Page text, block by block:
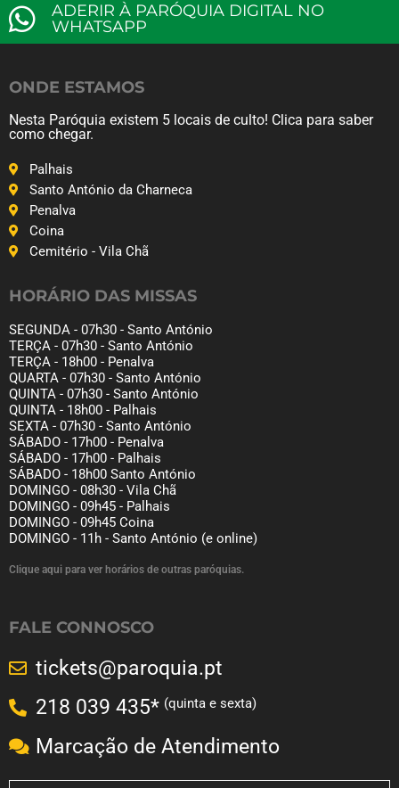
ADERIR À PARÓQUIA DIGITAL NO
WHATSAPP
ONDE ESTAMOS
Nesta Paróquia existem 5 locais de culto! Clica para saber
como chegar.
Palhais
Santo António da Charneca
Penalva
Coina
Cemitério - Vila Chã
HORÁRIO DAS MISSAS
SEGUNDA - 07h30 - Santo António
TERÇA - 07h30 - Santo António
TERÇA - 18h00 - Penalva
QUARTA - 07h30 - Santo António
QUINTA - 07h30 - Santo António
QUINTA - 18h00 - Palhais
SEXTA - 07h30 - Santo António
SÁBADO - 17h00 - Penalva
SÁBADO - 17h00 - Palhais
SÁBADO - 18h00 Santo António
DOMINGO - 08h30 - Vila Chã
DOMINGO - 09h45 - Palhais
DOMINGO - 09h45 Coina
DOMINGO - 11h - Santo António (e online)
Clique aqui para ver horários de outras paróquias.
FALE CONNOSCO
tickets@paroquia.pt
218 039 435* (quinta e sexta)
Marcação de Atendimento